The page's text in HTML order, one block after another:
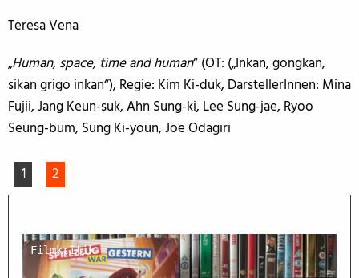
Teresa Vena
„Human, space, time and human“ (OT: („Inkan, gongkan,
sikan grigo inkan“), Regie: Kim Ki-duk, DarstellerInnen: Mina
Fujii, Jang Keun-suk, Ahn Sung-ki, Lee Sung-jae, Ryoo
Seung-bum, Sung Ki-youn, Joe Odagiri
1 2
Filmkritik